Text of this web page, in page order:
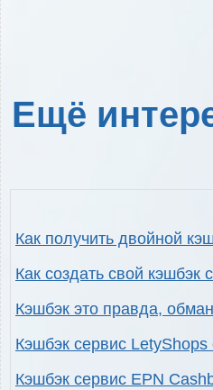
Ещё
Как получить двойной
Как создать свой кэшбэк
Кэшбэк это правда,
Кэшбэк сервис
Кэшбэк сервис EPN